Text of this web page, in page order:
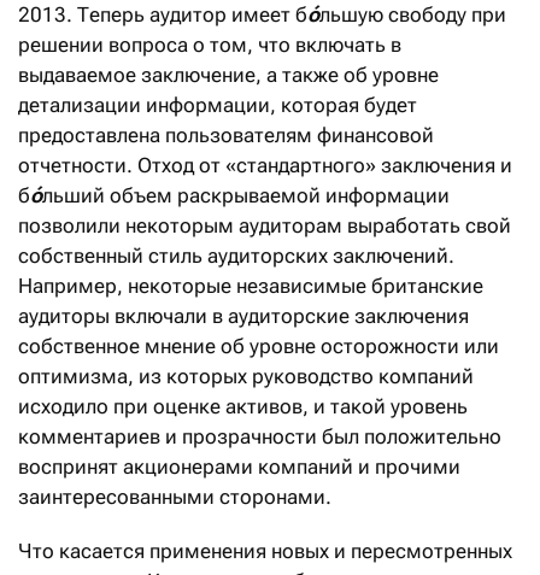
2013. Теперь аудитор имеет бóльшую свободу при
решении вопроса о том, что включать в
выдаваемое заключение, а также об уровне
детализации информации, которая будет
предоставлена пользователям финансовой
отчетности. Отход от «стандартного» заключения и
бóльший объем раскрываемой информации
позволили некоторым аудиторам выработать свой
собственный стиль аудиторских заключений.
Например, некоторые независимые британские
аудиторы включали в аудиторские заключения
собственное мнение об уровне осторожности или
оптимизма, из которых руководство компаний
исходило при оценке активов, и такой уровень
комментариев и прозрачности был положительно
воспринят акционерами компаний и прочими
заинтересованными сторонами.
Что касается применения новых и пересмотренных